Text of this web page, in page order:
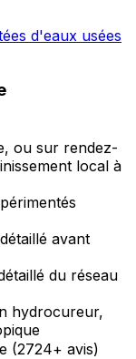
d'eaux usées
ou sur rendez-
local à
avant
du réseau
hydrocureur,
(2724+ avis)